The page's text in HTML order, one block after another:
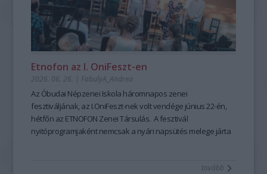
ősszel induló képzése, mely pedagógusok és
közművelődési szakemberek számára kínál elmélyült
szakmai és gyakorlati tudást a szövegfolklór tanulásáról és
tanításának módszertanáról.
Évi
a
Hagyományok
Házában
-
Etnofon az I. OniFeszt-en
2026. 06. 26. | FabulyA_Andrea
Az Óbudai Népzenei Iskola háromnapos zenei
fesztiváljának, az I.OniFeszt-nek volt vendége június 22-én,
hétfőn az ETNOFON Zenei Társulás. A fesztivál
nyitóprogramjaként nemcsak a nyári napsütés melege járta
tovább